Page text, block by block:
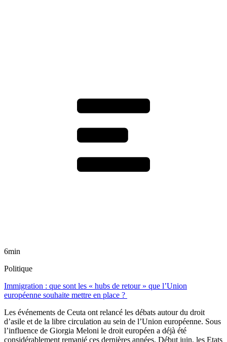
6min
Politique
Immigration : que sont les « hubs de retour » que l’Union
européenne souhaite mettre en place ?
Les événements de Ceuta ont relancé les débats autour du droit
d’asile et de la libre circulation au sein de l’Union européenne. Sous
l’influence de Giorgia Meloni le droit européen a déjà été
considérablement remanié ces dernières années. Début juin, les Etats